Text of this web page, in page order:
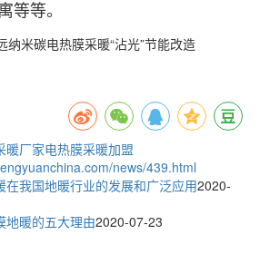
等等。
暖厂家电热膜采暖加盟
news/439.html
在我国地暖行业的发展和广泛应用2020-
地暖的五大理由2020-07-23